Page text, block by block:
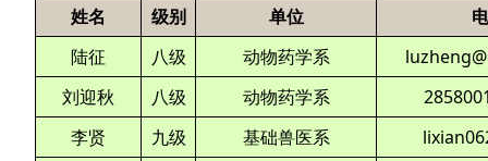
姓名 级别 单位
陆征
八级 动物药学系
刘迎秋
八级 动物药学系
李贤
九级 基础兽医系